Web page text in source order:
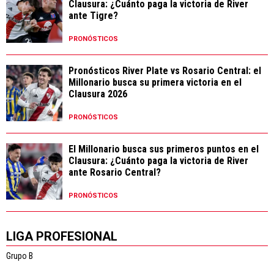
Clausura: ¿Cuánto paga la victoria de River
ante Tigre?
PRONÓSTICOS
Pronósticos River Plate vs Rosario Central: el
Millonario busca su primera victoria en el
Clausura 2026
PRONÓSTICOS
El Millonario busca sus primeros puntos en el
Clausura: ¿Cuánto paga la victoria de River
ante Rosario Central?
PRONÓSTICOS
LIGA PROFESIONAL